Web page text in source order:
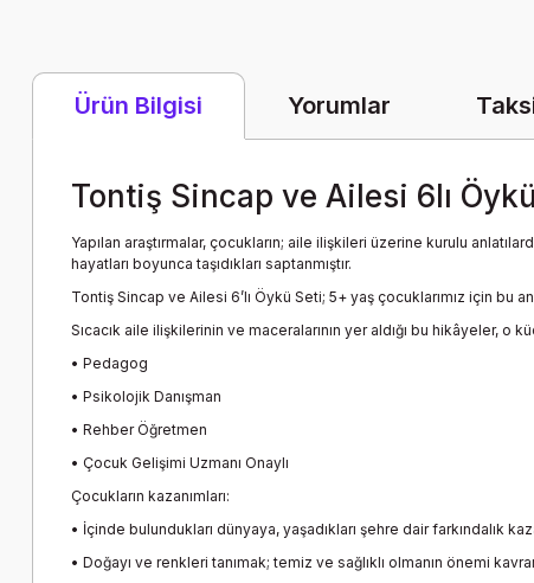
Ürün Bilgisi Yorumlar
Tontiş Sincap ve Ailesi 6lı
Yapılan araştırmalar, çocukların; aile ilişkileri üzerine kurulu
hayatları boyunca taşıdıkları saptanmıştır.
Tontiş Sincap ve Ailesi 6’lı Öykü Seti; 5+ yaş çocuklarımız için bu
Sıcacık aile ilişkilerinin ve maceralarının yer aldığı bu hikâyeler, o
• Pedagog
• Psikolojik Danışman
• Rehber Öğretmen
• Çocuk Gelişimi Uzmanı Onaylı
Çocukların kazanımları:
• İçinde bulundukları dünyaya, yaşadıkları şehre dair farkındalık
• Doğayı ve renkleri tanımak; temiz ve sağlıklı olmanın önemi